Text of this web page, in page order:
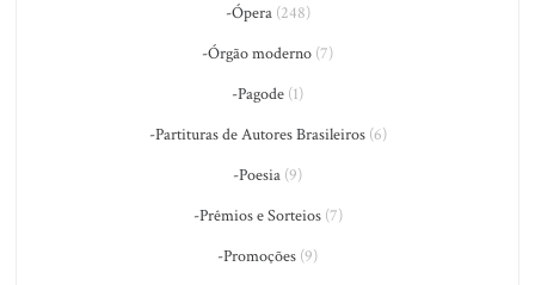
-Ópera(248)
-Órgão moderno (7)
-Pagode (1)
-Partituras de Autores Brasileiros(6)
-Poesia (9)
-Prêmios e Sorteios(7)
-Promoções (9)